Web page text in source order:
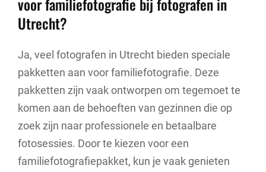
Utrecht?
Ja, veel fotografen in Utrecht bieden speciale
pakketten aan voor familiefotografie. Deze
pakketten zijn vaak ontworpen om tegemoet te
komen aan de behoeften van gezinnen die op
zoek zijn naar professionele en betaalbare
fotosessies. Door te kiezen voor een
familiefotografiepakket, kun je vaak genieten